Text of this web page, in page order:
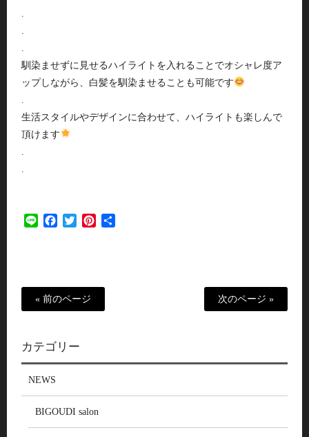
馴染ませずに見せるハイライトを入れることでオシャレ度ア
ップしながら、白髪を馴染ませることも可能です
生活スタイルやデザインに合わせて、ハイライトも楽しんで
頂けます
Line FacebookTwitterPinterest
« 前のページ 次のページ »
カテゴリー
NEWS
BIGOUDI salon